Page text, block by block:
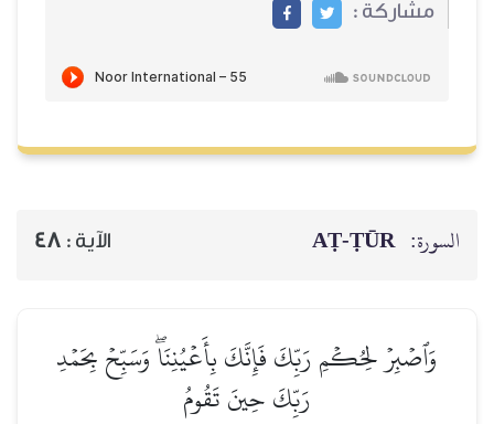
مشاركة :
السورة: AṬ-ṬŪR الآية : 48
وَٱصۡبِرۡ لِحُكۡمِ رَبِّكَ فَإِنَّكَ بِأَعۡيُنِنَاۖ وَسَبِّحۡ بِحَمۡدِ
رَبِّكَ حِينَ تَقُومُ